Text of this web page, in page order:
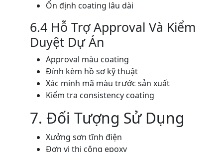
Ổn định coating lâu dài
6.4 Hỗ Trợ Approval Và Kiểm
Duyệt Dự Án
Approval màu coating
Đính kèm hồ sơ kỹ thuật
Xác minh mã màu trước sản xuất
Kiểm tra consistency coating
7. Đối Tượng Sử Dụng
Xưởng sơn tĩnh điện
Đơn vị thi công epoxy